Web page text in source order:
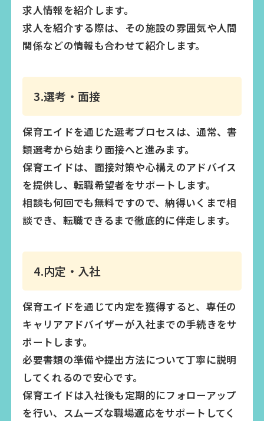
求人情報を紹介します。
求人を紹介する際は、その施設の雰囲気や人間
関係などの情報も合わせて紹介します。
3.選考・面接
保育エイドを通じた選考プロセスは、通常、書
類選考から始まり面接へと進みます。
保育エイドは、面接対策や心構えのアドバイス
を提供し、転職希望者をサポートします。
相談も何回でも無料ですので、納得いくまで相
談でき、転職できるまで徹底的に伴走します。
4.内定・入社
保育エイドを通じて内定を獲得すると、専任の
キャリアアドバイザーが入社までの手続きをサ
ポートします。
必要書類の準備や提出方法について丁寧に説明
してくれるので安心です。
保育エイドは入社後も定期的にフォローアップ
を行い、スムーズな職場適応をサポートしてく